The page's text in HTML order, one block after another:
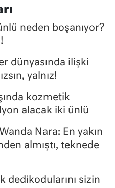
neden boşanıyor?
dünyasında ilişki
yalnız!
kozmetik
alacak iki ünlü
Nara: En yakın
almıştı, teknede
dedikodularını sizin